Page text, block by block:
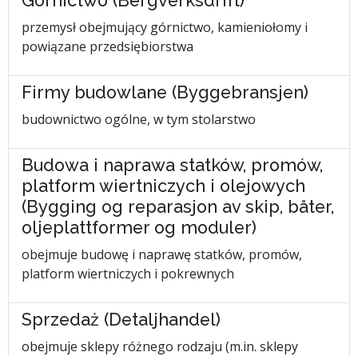
przemysł obejmujący górnictwo, kamieniołomy i
powiązane przedsiębiorstwa
Firmy budowlane (Byggebransjen)
budownictwo ogólne, w tym stolarstwo
Budowa i naprawa statków, promów,
platform wiertniczych i olejowych
(Bygging og reparasjon av skip, båter,
oljeplattformer og moduler)
obejmuje budowę i naprawę statków, promów,
platform wiertniczych i pokrewnych
Sprzedaż (Detaljhandel)
obejmuje sklepy różnego rodzaju (m.in. sklepy